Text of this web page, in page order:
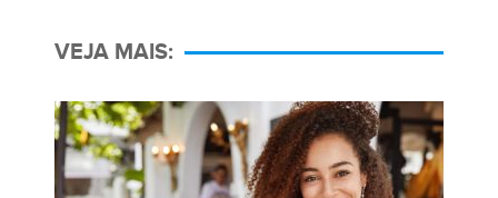
VEJA MAIS: